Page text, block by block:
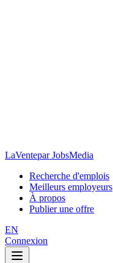
LaVentepar JobsMedia
Recherche d'emplois
Meilleurs employeurs
À propos
Publier une offre
EN
Connexion